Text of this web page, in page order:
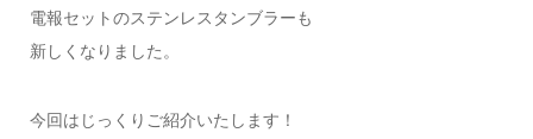
電報セットのステンレスタンブラーも
新しくなりました。
今回はじっくりご紹介いたします！